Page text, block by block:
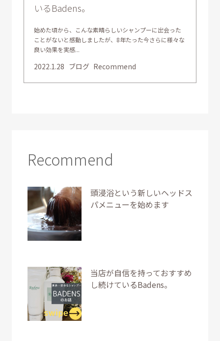
いるBadens。
始めた頃から、こんな素晴らしいシャンプーに出会った
ことがないと感動しましたが、8年たった今さらに様々な
良い効果を実感...
2022.1.28 ブログ Recommend
Recommend
頭浸浴という新しいヘッドス
パメニューを始めます
当店が自信を持っておすすめ
し続けているBadens。